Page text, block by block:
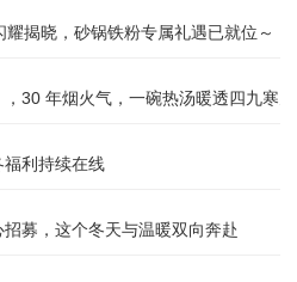
揭晓，砂锅铁粉专属礼遇已就位～
30 年烟火气，一碗热汤暖透四九寒天
福利持续在线
募，这个冬天与温暖双向奔赴